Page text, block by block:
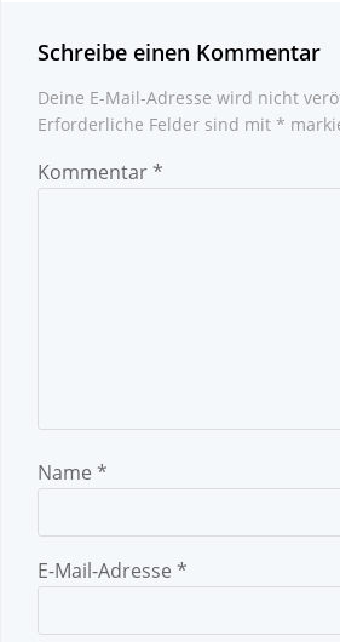
Schreibe einen Kommentar
Deine E-Mail-Adresse wird nicht
Erforderliche Felder sind mit *
Kommentar*
Name *
E-Mail-Adresse *